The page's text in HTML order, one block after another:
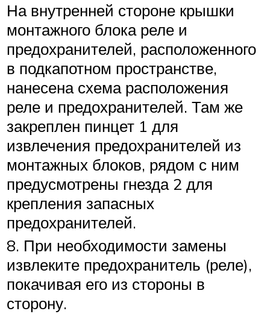
На внутренней стороне крышки
монтажного блока реле и
предохранителей, расположенного
в подкапотном пространстве,
нанесена схема расположения
реле и предохранителей. Там же
закреплен пинцет 1 для
извлечения предохранителей из
монтажных блоков, рядом с ним
предусмотрены гнезда 2 для
крепления запасных
предохранителей.
8. При необходимости замены
извлеките предохранитель (реле),
покачивая его из стороны в
сторону.